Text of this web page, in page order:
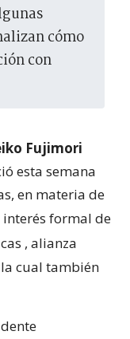
cómo
con
Fujimori
esta semana
en materia de
interés formal de
, alianza
cual también